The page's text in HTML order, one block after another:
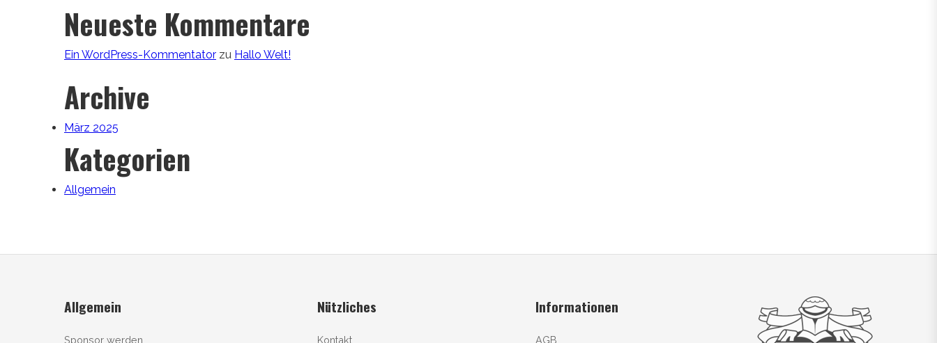
Neueste Kommentare
Ein WordPress-Kommentator zu Hallo Welt!
Archive
März 2025
Kategorien
Allgemein
Allgemein
Sponsor werden
Nützliches
Kontakt
Informationen
AGB